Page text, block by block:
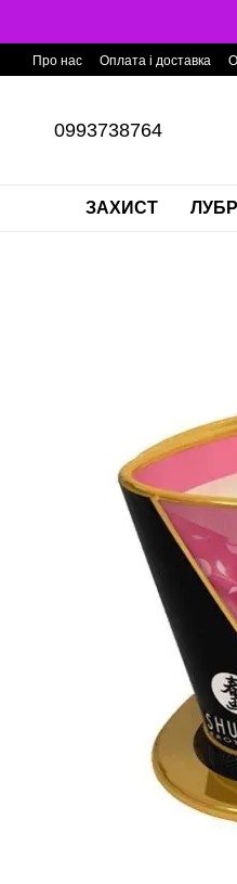
Про нас Оплата і доставка
0993738764
ЗАХИСТ